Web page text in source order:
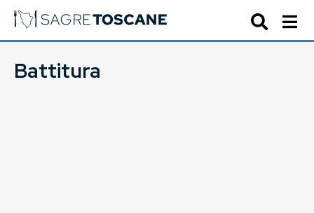
Battitura